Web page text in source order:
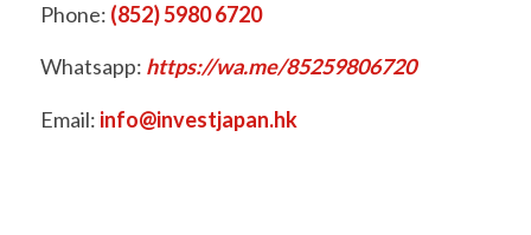
Phone: (852) 5980 6720
Whatsapp: https://wa.me/85259806720
Email: info@investjapan.hk